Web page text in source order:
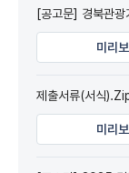
[공고문] 경북관
미리보
제출서류(서식
미리보